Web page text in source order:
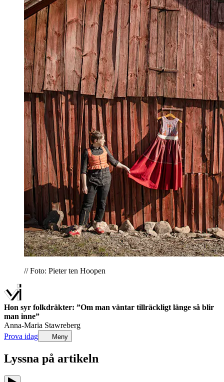
// Foto: Pieter ten Hoopen
Hon syr folkdräkter: ”Om man väntar tillräckligt länge så blir
man inne”
Anna-Maria Stawreberg
Prova idag
Meny
Lyssna på artikeln